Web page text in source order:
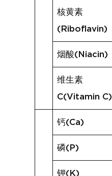
核黄素
(Riboflavin)
烟酸(Niacin)
维生素
C(Vitamin C)
钙(Ca)
磷(P)
钾(K)